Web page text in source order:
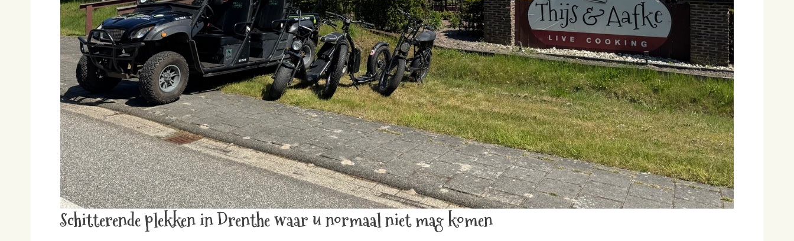
Schitterende plekken in Drenthe waar u normaal niet mag komen